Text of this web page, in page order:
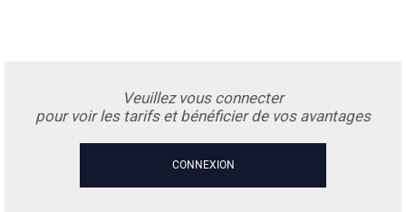
Veuillez vous connecter
pour voir les tarifs et bénéficier de vos avantages
CONNEXION